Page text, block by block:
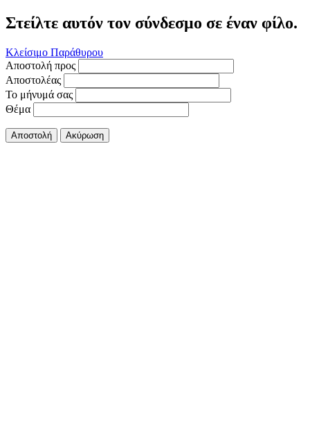
Στείλτε αυτόν τον σύνδεσμο σε έναν φίλο.
Κλείσιμο Παράθυρου
Αποστολή προς
Αποστολέας
Το μήνυμά σας
Θέμα
Αποστολή Ακύρωση